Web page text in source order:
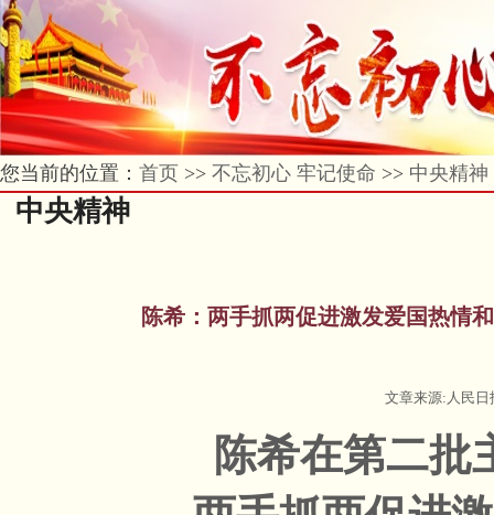
您当前的位置： 首页 >> 不忘初心 牢记使命 >> 中央精神
中央精神
陈希：两手抓两促进激发爱国热情
文章来源:人民
陈希在第二批